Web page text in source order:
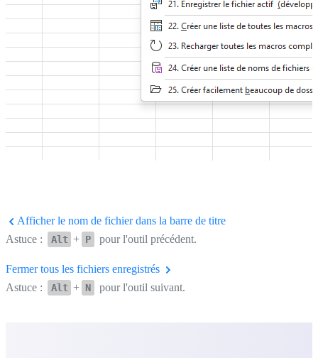
Afficher le nom de fichier dans la barre de titre
Astuce :
Alt + P pour l'outil précédent.
Fermer tous les fichiers enregistrés
Astuce :
Alt + N pour l'outil suivant.